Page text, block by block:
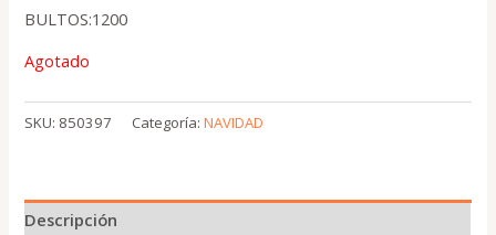
BULTOS:1200
Agotado
SKU: 850397 Categoría:NAVIDAD
Descripción